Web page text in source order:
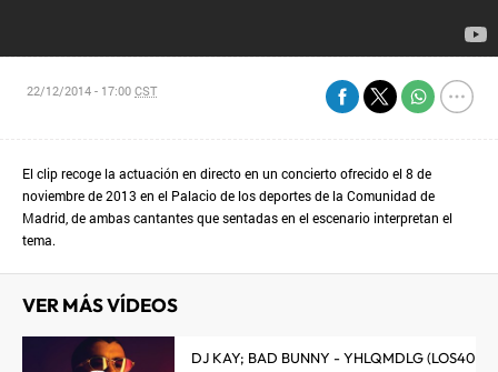
22/12/2014 - 17:00CST
El clip recoge la actuación en directo en un concierto ofrecido el 8 de
noviembre de 2013 en el Palacio de los deportes de la Comunidad de
Madrid, de ambas cantantes que sentadas en el escenario interpretan el
tema.
VER MÁS VÍDEOS
DJ KAY; BAD BUNNY - YHLQMDLG (LOS40